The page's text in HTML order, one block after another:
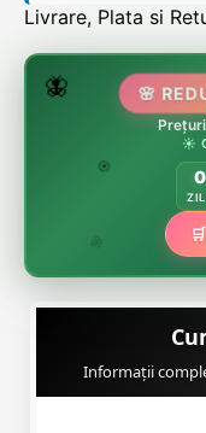
Livrare, Plata si
🌸
🌷
🦋 🌸
☀️
0
Informații